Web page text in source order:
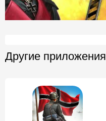
Другие приложения